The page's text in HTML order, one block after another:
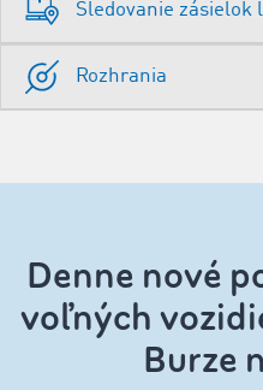
Sledovanie zásielok
Rozhrania
‌Denne nové
voľných
Burze